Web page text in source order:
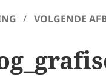
VOLGENDE